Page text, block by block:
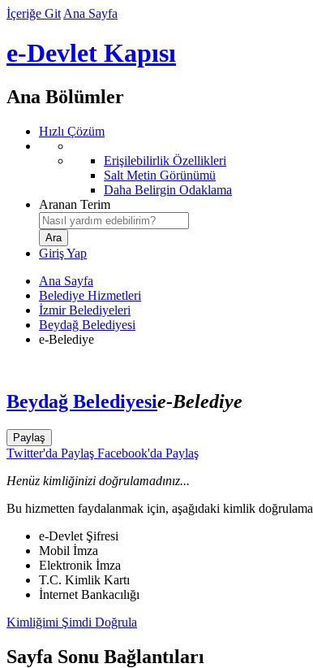
İçeriğe Git Ana Sayfa
e-Devlet Kapısı
Ana Bölümler
Hızlı Çözüm
Erişilebilirlik Özellikleri
Salt Metin Görünümü
Daha Belirgin Odaklama
Aranan Terim
Giriş Yap
Ana Sayfa
Belediye Hizmetleri
İzmir Belediyeleri
Beydağ Belediyesi
e-Belediye
Beydağ Belediyesie-Belediye
Paylaş
Twitter'da Paylaş Facebook'da Paylaş
Henüz kimliğinizi doğrulamadınız...
Bu hizmetten faydalanmak için, aşağıdaki kimlik
e-Devlet Şifresi
Mobil İmza
Elektronik İmza
T.C. Kimlik Kartı
İnternet Bankacılığı
Kimliğimi Şimdi Doğrula
Sayfa Sonu Bağlantıları